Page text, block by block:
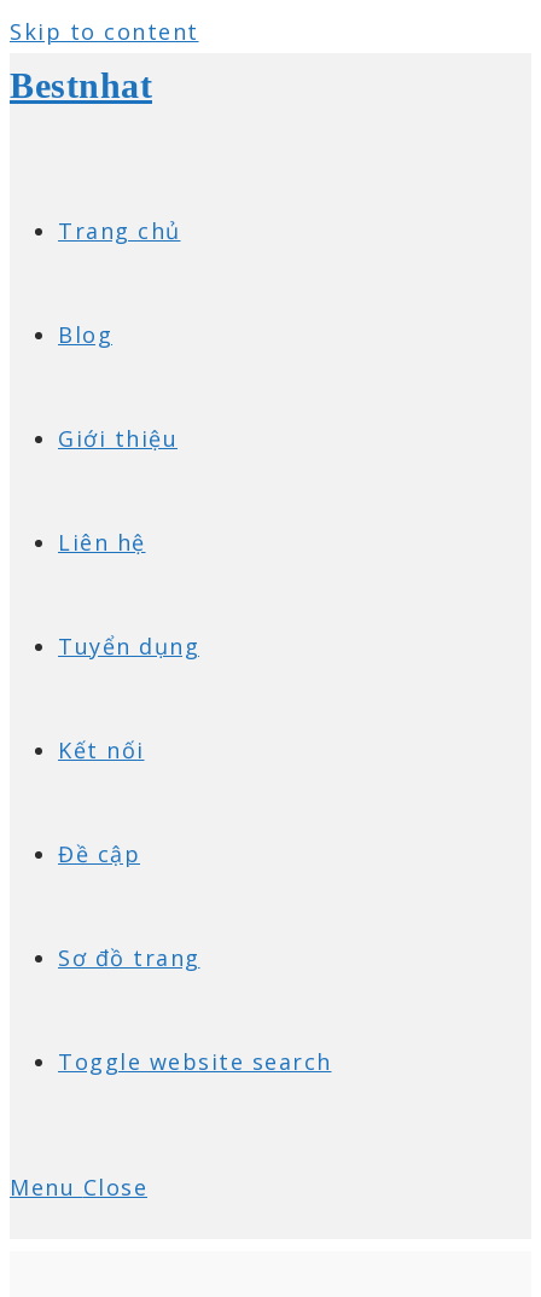
Skip to content
Bestnhat
Trang chủ
Blog
Giới thiệu
Liên hệ
Tuyển dụng
Kết nối
Đề cập
Sơ đồ trang
Toggle website search
Menu Close